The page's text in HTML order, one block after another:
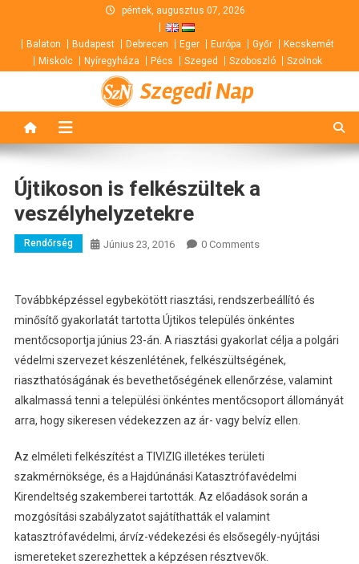
content
péntek, augusztus 07, 2026
Balaton Budapest Debrecen Eger Európa Győr
Kecskemét
Miskolc
Nyíregyháza Pécs Szeged Szoboszló Szolnok
Szegedi Nap
Újtikoson is felkészültek a
veszélyhelyzetekre
Rendőrség Június 23, 2016 0 Comments
Továbbképzéssel egybekötött riasztási, rendszerbeállító és
minősítő gyakorlatát tartotta Újtikos település önkéntes
mentőcsoportja június 23-án. A riasztási gyakorlat célja a polgári
védelmi szervezet készenlétének, felkészültségének,
riaszthatóságának és bevethetőségének ellenőrzése, valamint
alkalmassá tenni a települési önkéntes mentőcsoport állományát
arra, hogy sikeresen védekezzen az ár- vagy belvíz ellen.
Az elméleti felkészítést a TIVIZIG illetékes területi
szakmérnöksége, és a Hajdúnánási Katasztrófavédelmi
Kirendeltség szakemberei tartották. Az előadások során a
mozgósítási szabályzatot sajátíthatták el valamint
katasztrófavédelmi, árvíz-védekezési és elsősegély-nyújtási
ismereteket szerezhettek a képzésen résztvevők.